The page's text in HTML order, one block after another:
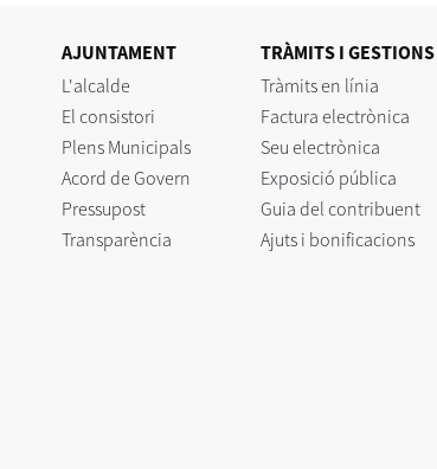
AJUNTAMENT
L'alcalde
El consistori
Plens Municipals
Acord de Govern
Pressupost
Transparència
TRÀMITS I GESTIONS
Tràmits en línia
Factura electrònica
Seu electrònica
Exposició pública
Guia del contribuent
Ajuts i bonificacions